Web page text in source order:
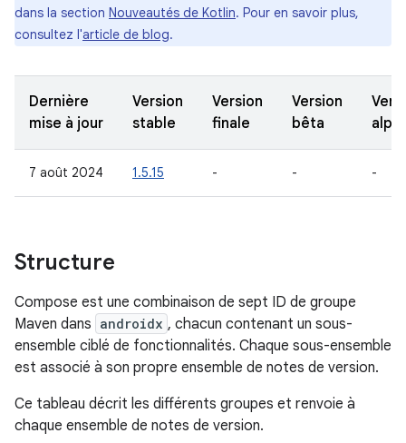
dans la section Nouveautés de Kotlin. Pour en savoir plus,
consultez l'article de blog.
Dernière
mise à jour
Version
stable
Version
finale
Version
bêta
7 août 2024 1.5.15 - - -
Structure
Compose est une combinaison de sept ID de groupe
Maven dans androidx , chacun contenant un sous-
ensemble ciblé de fonctionnalités. Chaque sous-ensemble
est associé à son propre ensemble de notes de version.
Ce tableau décrit les différents groupes et renvoie à
chaque ensemble de notes de version.